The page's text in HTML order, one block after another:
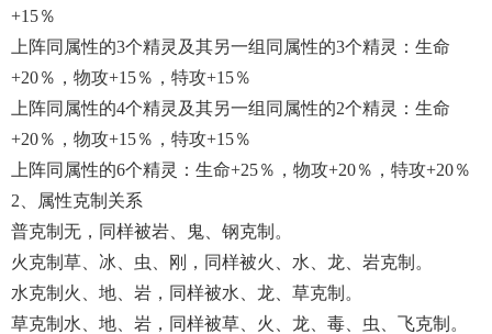
+15％
上阵同属性的3个精灵及其另一组同属性的3个精灵：生命
+20％，物攻+15％，特攻+15％
上阵同属性的4个精灵及其另一组同属性的2个精灵：生命
+20％，物攻+15％，特攻+15％
上阵同属性的6个精灵：生命+25％，物攻+20％，特攻+20％
2、属性克制关系
普克制无，同样被岩、鬼、钢克制。
火克制草、冰、虫、刚，同样被火、水、龙、岩克制。
水克制火、地、岩，同样被水、龙、草克制。
草克制水、地、岩，同样被草、火、龙、毒、虫、飞克制。